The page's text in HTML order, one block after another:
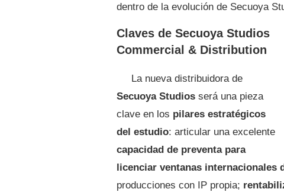
dentro de la evolución de Secuoya
Claves de Secuoya Studios
Commercial & Distribution
La nueva distribuidora de
Secuoya Studios será una pieza
clave en los pilares estratégicos
del estudio: articular una excelente
capacidad de preventa para
licenciar ventanas internacionales
producciones con IP propia;